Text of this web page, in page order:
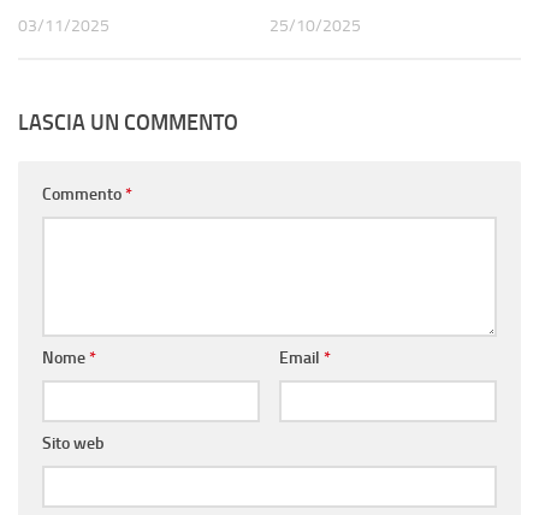
03/11/2025 25/10/2025
LASCIA UN COMMENTO
Commento*
Nome* Email *
Sito web